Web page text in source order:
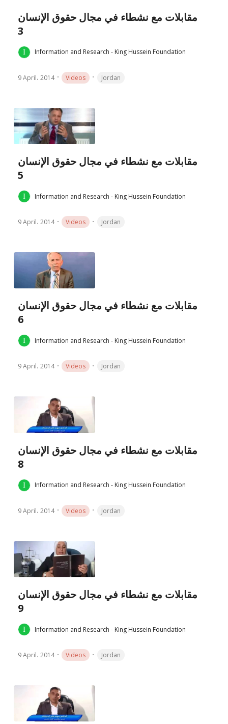
مقابلات مع نشطاء في مجال حقوق الإنسان
3
Information and Research - King Hussein Foundation
9 April، 2014 Videos Jordan
مقابلات مع نشطاء في مجال حقوق الإنسان
5
Information and Research - King Hussein Foundation
9 April، 2014 Videos Jordan
مقابلات مع نشطاء في مجال حقوق الإنسان
6
Information and Research - King Hussein Foundation
9 April، 2014 Videos Jordan
مقابلات مع نشطاء في مجال حقوق الإنسان
8
Information and Research - King Hussein Foundation
9 April، 2014 Videos Jordan
مقابلات مع نشطاء في مجال حقوق الإنسان
9
Information and Research - King Hussein Foundation
9 April، 2014 Videos Jordan